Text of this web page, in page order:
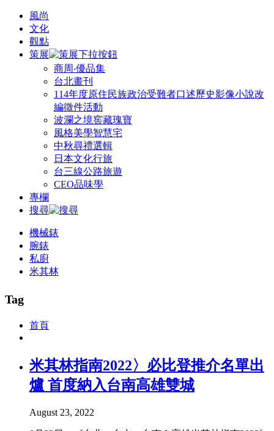
風尚
文化
觀點
策展
商周‧優品集
台北畫刊
114年度原住民族政治受難者口述歷史影像小說改
編徵件活動
波瀾之境窖藏瑰寶
風格美學智慧宅
中秋尋禮選輯
日本文化行旅
台三線公路旅遊
CEO品味學
專欄
搜尋
機械錶
腕錶
私廚
米其林
Tag
首頁
米其林指南2022〉必比登推介名單出
爐 首度納入台南高雄雙城
August 23, 2022